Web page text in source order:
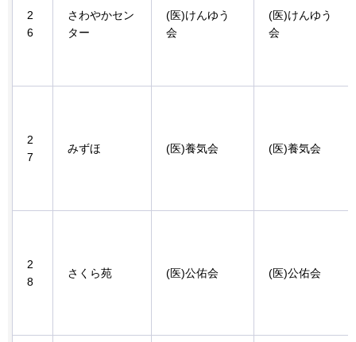
2
6
さわやかセン
ター
(医)けんゆう
会
(医)けんゆう
会
2
7
みずほ (医)養気会 (医)養気会
2
8
さくら苑 (医)公佑会 (医)公佑会